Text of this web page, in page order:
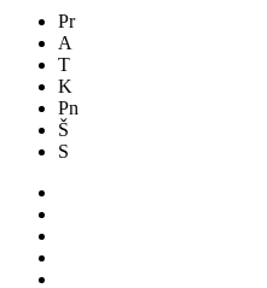
Pr
A
T
K
Pn
Š
S